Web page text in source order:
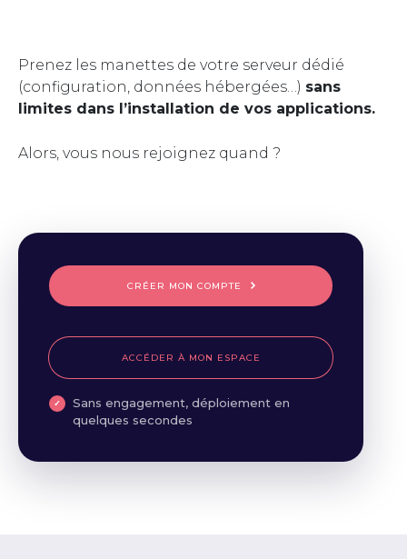
Prenez les manettes de votre serveur dédié
(configuration, données hébergées…) sans
limites dans l’installation de vos applications.
Alors, vous nous rejoignez quand ?
CRÉER MON COMPTE
ACCÉDER À MON ESPACE
Sans engagement, déploiement en
quelques secondes